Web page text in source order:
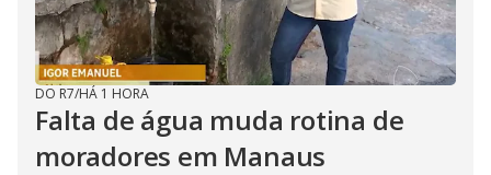
DO R7/HÁ 1 HORA
Falta de água muda rotina de
moradores em Manaus